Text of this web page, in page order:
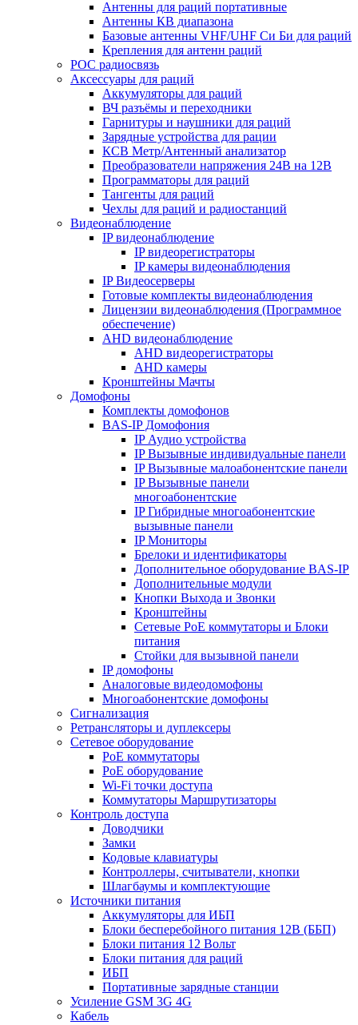
Антенны для раций портативные
Антенны КВ диапазона
Базовые антенны VHF/UHF Си Би для раций
Крепления для антенн раций
POC радиосвязь
Аксессуары для раций
Аккумуляторы для раций
ВЧ разъёмы и переходники
Гарнитуры и наушники для раций
Зарядные устройства для рации
КСВ Метр/Антенный анализатор
Преобразователи напряжения 24В на 12В
Программаторы для раций
Тангенты для раций
Чехлы для раций и радиостанций
Видеонаблюдение
IP видеонаблюдение
IP видеорегистраторы
IP камеры видеонаблюдения
IP Видеосерверы
Готовые комплекты видеонаблюдения
Лицензии видеонаблюдения (Программное
обеспечение)
AHD видеонаблюдение
AHD видеорегистраторы
AHD камеры
Кронштейны Мачты
Домофоны
Комплекты домофонов
BAS-IP Домофония
IP Аудио устройства
IP Вызывные индивидуальные панели
IP Вызывные малоабонентские панели
IP Вызывные панели
многоабонентские
IP Гибридные многоабонентские
вызывные панели
IP Мониторы
Брелоки и идентификаторы
Дополнительное оборудование BAS-IP
Дополнительные модули
Кнопки Выхода и Звонки
Кронштейны
Сетевые PoE коммутаторы и Блоки
питания
Стойки для вызывной панели
IP домофоны
Аналоговые видеодомофоны
Многоабонентские домофоны
Сигнализация
Ретрансляторы и дуплексеры
Сетевое оборудование
PoE коммутаторы
PoE оборудование
Wi-Fi точки доступа
Коммутаторы Маршрутизаторы
Контроль доступа
Доводчики
Замки
Кодовые клавиатуры
Контроллеры, считыватели, кнопки
Шлагбаумы и комплектующие
Источники питания
Аккумуляторы для ИБП
Блоки бесперебойного питания 12В (ББП)
Блоки питания 12 Вольт
Блоки питания для раций
ИБП
Портативные зарядные станции
Усиление GSM 3G 4G
Кабель